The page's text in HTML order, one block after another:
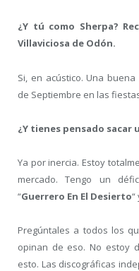
¿Y tú como Sherpa?
Villaviciosa de Odón.
Si, en acústico. Una
de Septiembre en las
¿Y tienes pensado sacar
Ya por inercia. Estoy
mercado. Tengo un
“Guerrero En El Desierto“
Pregúntales a todos los
opinan de eso. No estoy
esto. Las discográficas